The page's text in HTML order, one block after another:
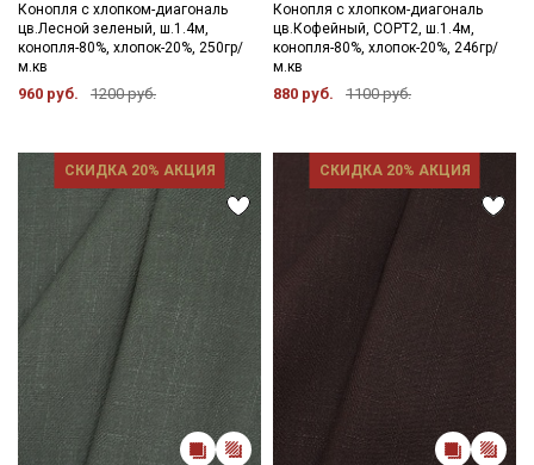
Конопля с хлопком-диагональ
цв.Лесной зеленый, ш.1.4м,
конопля-80%, хлопок-20%, 250гр/
м.кв
960 руб. 1200 руб.
Конопля с хлопком-диагональ
цв.Кофейный, СОРТ2, ш.1.4м,
конопля-80%, хлопок-20%, 246гр/
м.кв
880 руб. 1100 руб.
СКИДКА 20% АКЦИЯ СКИДКА 20% АКЦИЯ